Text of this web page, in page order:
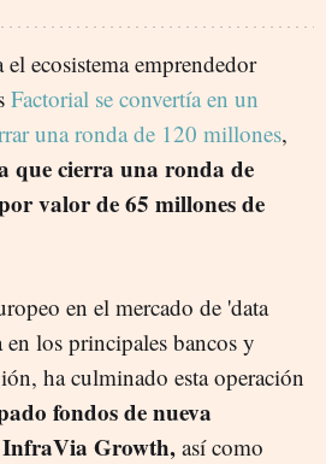
ecosistema emprendedor
Factorial se convertía en un
una ronda de 120 millones,
que cierra una ronda de
valor de 65 millones de
en el mercado de 'data
los principales bancos y
ha culminado esta operación
fondos de nueva
Growth, así como